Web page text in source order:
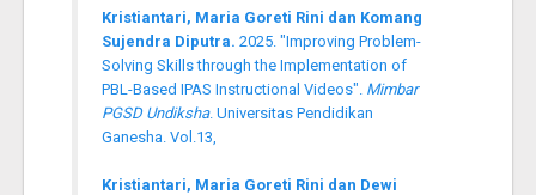
Kristiantari, Maria Goreti Rini dan Komang
Sujendra Diputra. 2025. "Improving Problem-
Solving Skills through the Implementation of
PBL-Based IPAS Instructional Videos". Mimbar
PGSD Undiksha. Universitas Pendidikan
Ganesha. Vol.13,
Kristiantari, Maria Goreti Rini dan Dewi